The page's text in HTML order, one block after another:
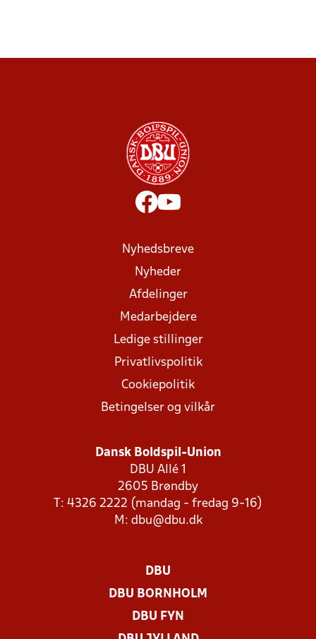
Nyhedsbreve
Nyheder
Afdelinger
Medarbejdere
Ledige stillinger
Privatlivspolitik
Cookiepolitik
Betingelser og vilkår
Dansk Boldspil-Union
DBU Allé 1
2605 Brøndby
T: 4326 2222 (mandag - fredag 9-16)
M: dbu@dbu.dk
DBU
DBU BORNHOLM
DBU FYN